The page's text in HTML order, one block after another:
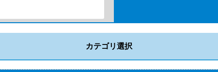
カテゴリ選択